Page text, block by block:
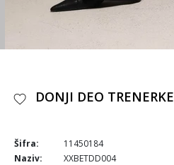
DONJI DEO TRENERKE
Šifra:
11450184
Naziv:
XXBETDD004